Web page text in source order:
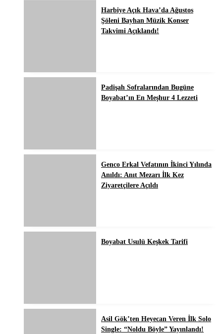
Harbiye Açık Hava’da Ağustos
Şöleni Bayhan Müzik Konser
Takvimi Açıklandı!
Padişah Sofralarından Bugüne
Boyabat’ın En Meşhur 4 Lezzeti
Genco Erkal Vefatının İkinci Yılında
Anıldı: Anıt Mezarı İlk Kez
Ziyaretçilere Açıldı
Boyabat Usulü Keşkek Tarifi
Asil Gök’ten Heyecan Veren İlk Solo
Single: “Noldu Böyle” Yayınlandı!